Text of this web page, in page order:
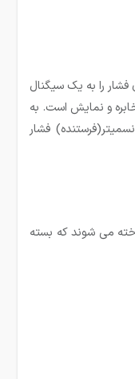
را به یک سیگنال
و نمایش است. به
فشار
می شوند که بسته